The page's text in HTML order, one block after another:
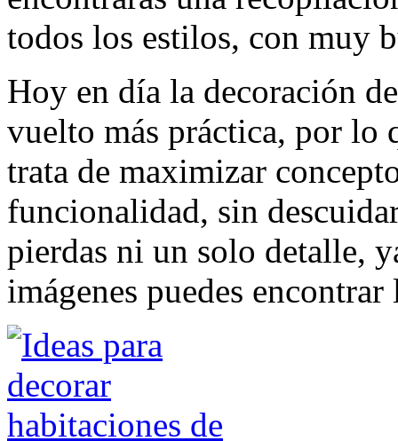
todos los estilos, con muy
Hoy en día la decoración
vuelto más práctica, por lo
trata de maximizar
funcionalidad, sin
pierdas ni un solo detalle,
imágenes puedes